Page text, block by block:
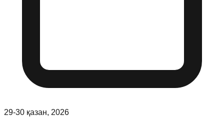
29-30 қазан, 2026